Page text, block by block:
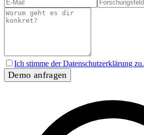
Ich stimme der Datenschutzerklärung zu.
Demo anfragen